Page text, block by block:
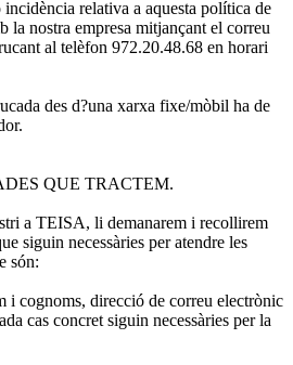
relativa a aquesta política de
la nostra empresa mitjançant el correu
al telèfon 972.20.48.68 en horari
des d?una xarxa fixe/mòbil ha de
QUE TRACTEM.
a TEISA, li demanarem i recollirem
siguin necessàries per atendre les
són:
i cognoms, direcció de correu electrònic
cas concret siguin necessàries per la